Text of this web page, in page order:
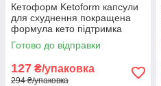
Кетоформ Ketoform капсули
для схуднення покращена
формула кето підтримка
метаболізму зменшення ваги
натуральний комплекс
Готово до відправки
127 ₴/упаковка
294 ₴/упаковка